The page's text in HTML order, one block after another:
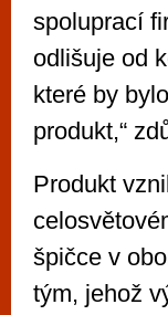
spoluprací
odlišuje od
které by
produkt,“
Produkt
špičce v
tým, jehož